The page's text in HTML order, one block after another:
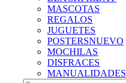
MASCOTAS
REGALOS
JUGUETES
POSTERSNUEVO
MOCHILAS
DISFRACES
MANUALIDADES